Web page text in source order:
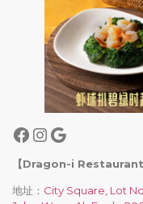
【Dragon-i Restaurant
地址： City Square, Lot